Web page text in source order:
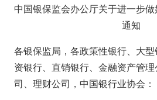
中国银保监会办公厅关于进一步
通知
各银保监局，各政策性银行、大
资银行、直销银行、金融资产管
司、理财公司，中国银行业协会：